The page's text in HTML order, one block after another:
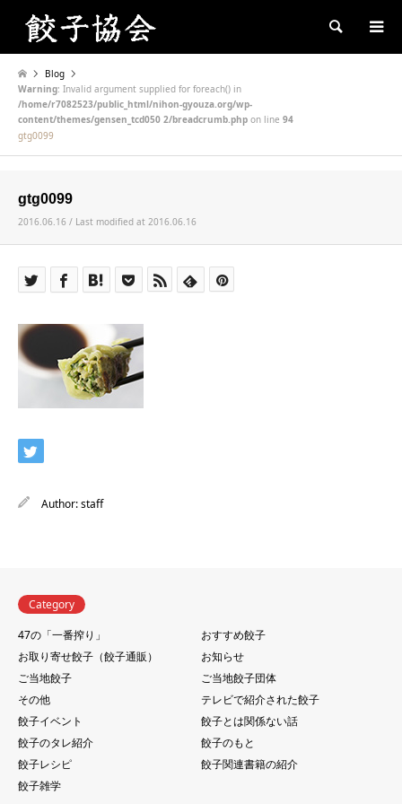
Search
Blog
Warning: Invalid argument supplied for foreach() in
/home/r7082523/public_html/nihon-gyouza.org/wp-
content/themes/gensen_tcd050 2/breadcrumb.php on line 94
gtg0099
gtg0099
2016.06.16 / Last modified at 2016.06.16
Author:staff
Category
47の「一番搾り」
おすすめ餃子
お取り寄せ餃子（餃子通販）
お知らせ
ご当地餃子
ご当地餃子団体
その他
テレビで紹介された餃子
餃子イベント
餃子とは関係ない話
餃子のタレ紹介
餃子のもと
餃子レシピ
餃子関連書籍の紹介
餃子雑学